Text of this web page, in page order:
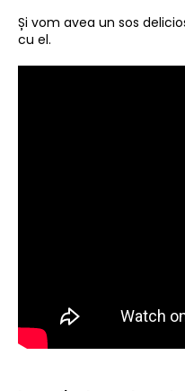
Și vom avea un sos
cu el.
ţ
i
?